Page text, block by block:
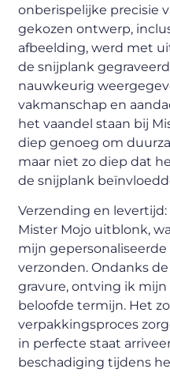
onberispelijke precisie
gekozen ontwerp,
afbeelding, werd met
de snijplank
nauwkeurig
vakmanschap en
het vaandel staan bij
diep genoeg om
maar niet zo diep dat
de snijplank
Verzending en
Mister Mojo uitblonk,
mijn
verzonden. Ondanks
gravure, ontving ik
beloofde termijn. Het
verpakkingsproces
in perfecte staat
beschadiging tijdens